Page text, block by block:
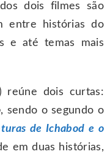
dois filmes são
entre histórias do
e até temas mais
reúne dois curtas:
, sendo o segundo o
de Ichabod e o
em duas histórias,